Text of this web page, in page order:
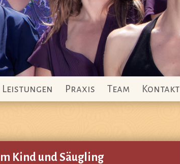
Leistungen Praxis Team Kontakt
Kind und Säugling